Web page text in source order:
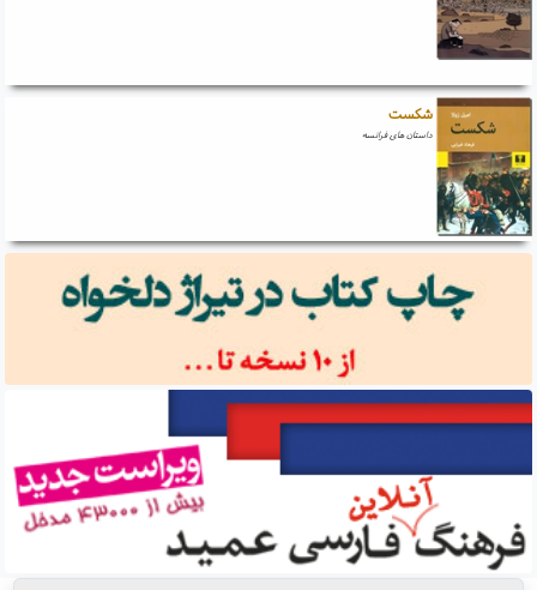
شکست
داستان های فرانسه